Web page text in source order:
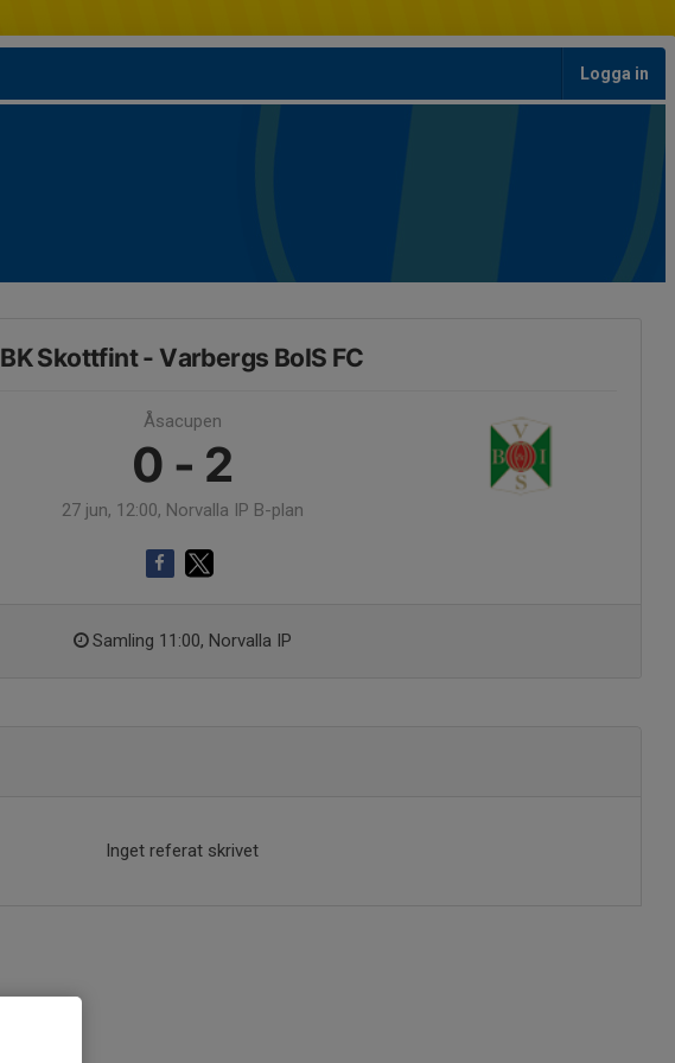
Logga in
BK Skottfint - Varbergs BoIS FC
Åsacupen
0 - 2
27 jun, 12:00, Norvalla IP B-plan
Samling 11:00, Norvalla IP
Inget referat skrivet